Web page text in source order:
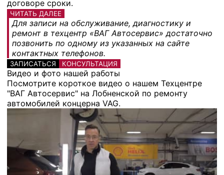
договоре сроки.
ЧИТАТЬ ДАЛЕЕ
Для записи на обслуживание, диагностику и
ремонт в техцентр «ВАГ Автосервис» достаточно
позвонить по одному из указанных на сайте
контактных телефонов.
ЗАПИСАТЬСЯ КОНСУЛЬТАЦИЯ
Видео и фото нашей работы
Посмотрите короткое видео о нашем Техцентре
"ВАГ Автосервис" на Лобненской по ремонту
автомобилей концерна VAG.